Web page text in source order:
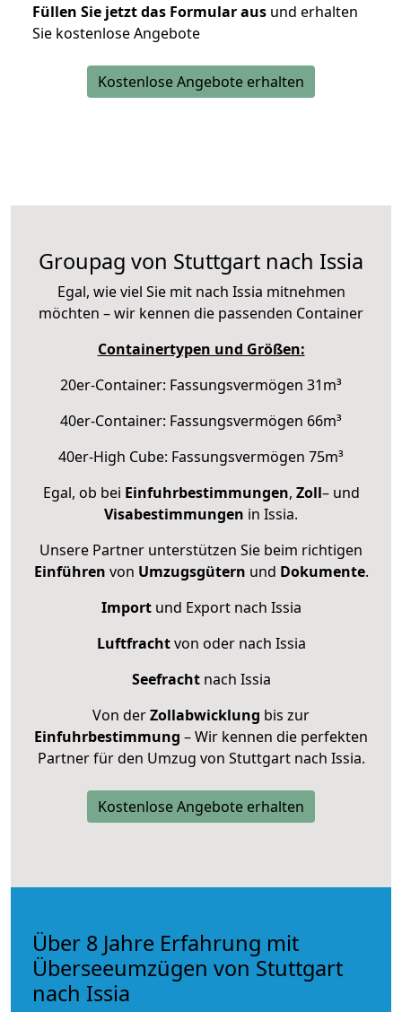
Füllen Sie jetzt das Formular aus und erhalten
Sie kostenlose Angebote
Kostenlose Angebote erhalten
Groupag von Stuttgart nach Issia
Egal, wie viel Sie mit nach Issia mitnehmen
möchten – wir kennen die passenden Container
Containertypen und Größen:
20er-Container: Fassungsvermögen 31m³
40er-Container: Fassungsvermögen 66m³
40er-High Cube: Fassungsvermögen 75m³
Egal, ob bei Einfuhrbestimmungen, Zoll– und
Visabestimmungen in Issia.
Unsere Partner unterstützen Sie beim richtigen
Einführen von Umzugsgütern und Dokumente.
Importund Export nach Issia
Luftfrachtvon oder nach Issia
Seefrachtnach Issia
Von derZollabwicklung bis zur
Einfuhrbestimmung – Wir kennen die perfekten
Partner für den Umzug von Stuttgart nach Issia.
Kostenlose Angebote erhalten
Über 8 Jahre Erfahrung mit
Überseeumzügen von Stuttgart
nach Issia